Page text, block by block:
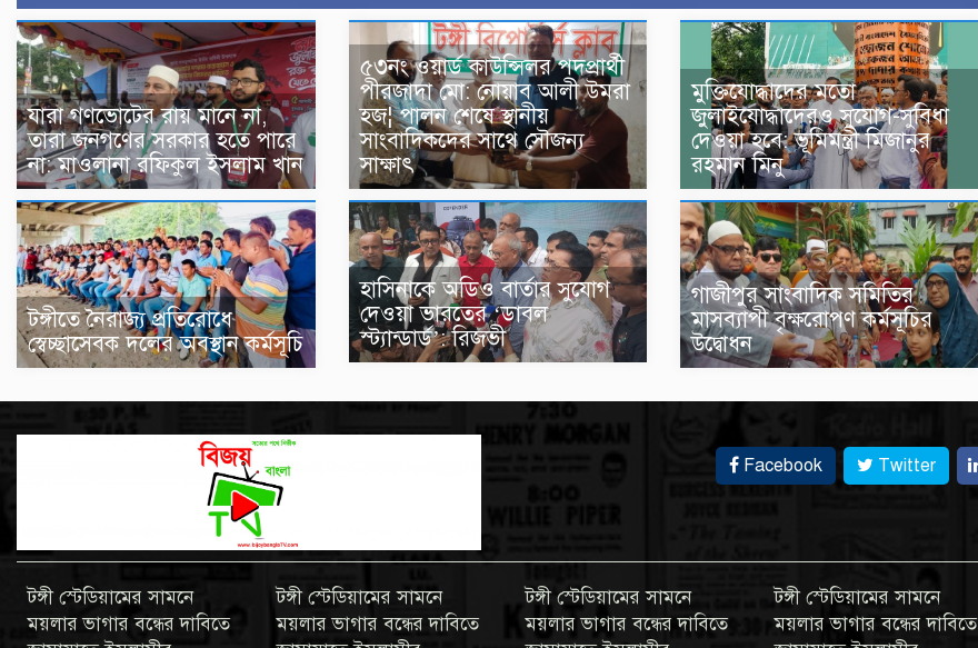
যারা গণভোটের রায় মানে না,
তারা জনগণের সরকার হতে পারে
না: মাওলানা রফিকুল ইসলাম খান
৫৩নং ওয়ার্ড কাউন্সিলর পদপ্রার্থী
পীরজাদা মো: নোয়াব আলী উমরা
হজ¦ পালন শেষে স্থানীয়
সাংবাদিকদের সাথে সৌজন্য
সাক্ষাৎ
মুক্তিযোদ্ধাদের মতো
জুলাইযোদ্ধাদেরও সুযোগ-সুবিধা
দেওয়া হবে: ভূমিমন্ত্রী মিজানুর
রহমান মিনু
টঙ্গীতে নৈরাজ্য প্রতিরোধে
স্বেচ্ছাসেবক দলের অবস্থান কর্মসূচি
হাসিনাকে অডিও বার্তার সুযোগ
দেওয়া ভারতের ‘ডাবল
স্ট্যান্ডার্ড’: রিজভী
গাজীপুর সাংবাদিক সমিতির
মাসব্যাপী বৃক্ষরোপণ কর্মসূচির
উদ্বোধন
Facebook Twitter
টঙ্গী স্টেডিয়ামের সামনে
ময়লার ভাগার বন্ধের দাবিতে
টঙ্গী স্টেডিয়ামের সামনে
ময়লার ভাগার বন্ধের দাবিতে
টঙ্গী স্টেডিয়ামের সামনে
ময়লার ভাগার বন্ধের দাবিতে
টঙ্গী স্টেডিয়ামের সামনে
ময়লার ভাগার বন্ধের দাবিতে